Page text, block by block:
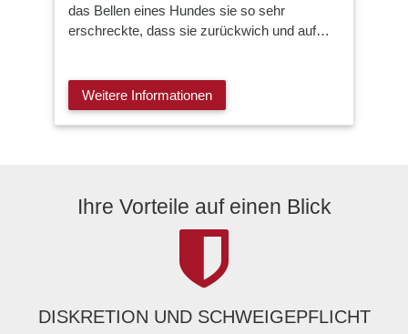
das Bellen eines Hundes sie so sehr
erschreckte, dass sie zurückwich und auf…
Weitere Informationen
Ihre Vorteile auf einen Blick
DISKRETION UND SCHWEIGEPFLICHT